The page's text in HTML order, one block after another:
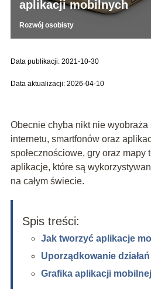
aplikacji mobilnych
Rozwój osobisty
Data publikacji: 2021-10-30
Data aktualizacji: 2026-04-10
Obecnie chyba nikt nie wyobraża
internetu, smartfonów oraz
społecznościowe, gry oraz mapy
aplikacje, które są
na całym świecie.
Spis treści:
Jak tworzyć aplikacje
Uporządkowanie działań
Grafika aplikacji mobilnej